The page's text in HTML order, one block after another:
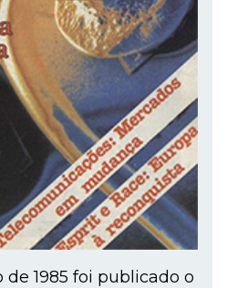
1985 foi publicado o